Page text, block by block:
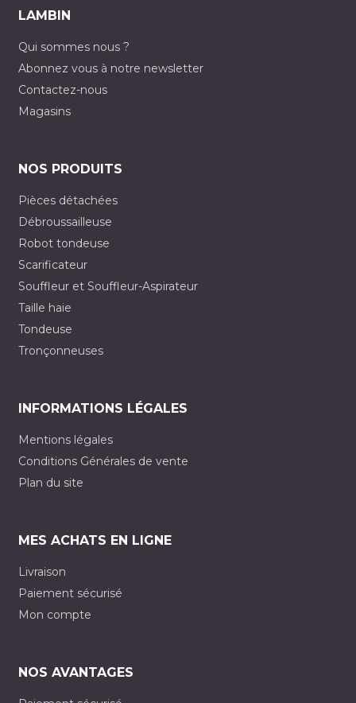
LAMBIN
Qui sommes nous ?
Abonnez vous à notre newsletter
Contactez-nous
Magasins
NOS PRODUITS
Pièces détachées
Débroussailleuse
Robot tondeuse
Scarificateur
Souffleur et Souffleur-Aspirateur
Taille haie
Tondeuse
Tronçonneuses
INFORMATIONS LÉGALES
Mentions légales
Conditions Générales de vente
Plan du site
MES ACHATS EN LIGNE
Livraison
Paiement sécurisé
Mon compte
NOS AVANTAGES